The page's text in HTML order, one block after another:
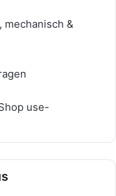
mechanisch &
use-